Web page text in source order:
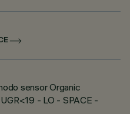
sensor Organic
- LO - SPACE -